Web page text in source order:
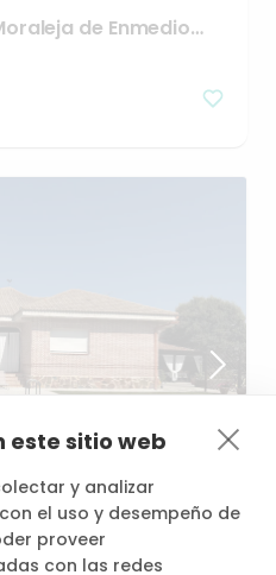
este sitio web
y analizar
el uso y desempeño de
proveer
con las redes
de Enmedio